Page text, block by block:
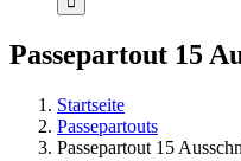
Passepartout 15
Startseite
Passepartouts
Passepartout 15